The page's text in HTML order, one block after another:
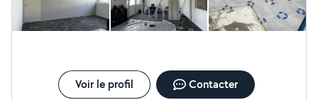
Voir le profil Contacter